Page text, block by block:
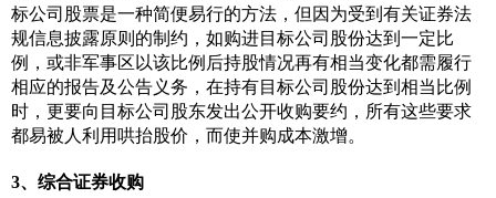
标公司股票是一种简便易行的方法，但因为受到有关证券法
规信息披露原则的制约，如购进目标公司股份达到一定比
例，或非军事区以该比例后持股情况再有相当变化都需履行
相应的报告及公告义务，在持有目标公司股份达到相当比例
时，更要向目标公司股东发出公开收购要约，所有这些要求
都易被人利用哄抬股价，而使并购成本激增。
3、综合证券收购